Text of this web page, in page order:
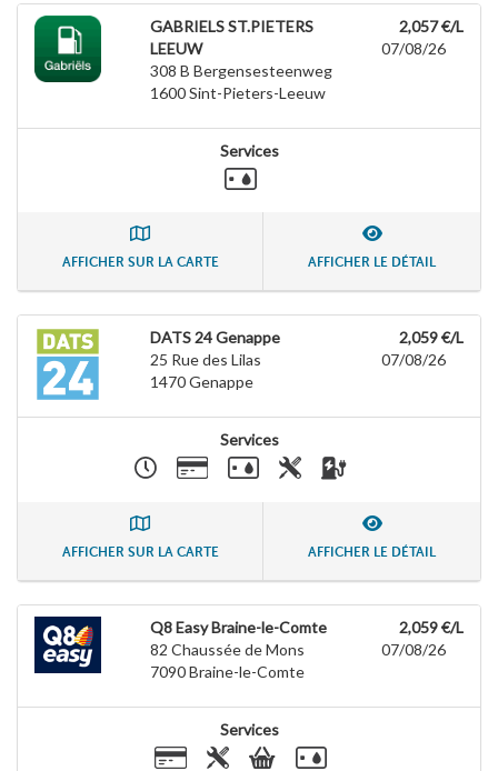
GABRIELS ST.PIETERS
LEEUW
308 B Bergensesteenweg
1600Sint-Pieters-Leeuw
2,057 €/L
07/08/26
Services
AFFICHER SUR LA CARTE AFFICHER LE DÉTAIL
DATS 24 Genappe
25 Rue des Lilas
1470Genappe
2,059 €/L
07/08/26
Services
AFFICHER SUR LA CARTE AFFICHER LE DÉTAIL
Q8 Easy Braine-le-Comte
82 Chaussée de Mons
7090Braine-le-Comte
2,059 €/L
07/08/26
Services